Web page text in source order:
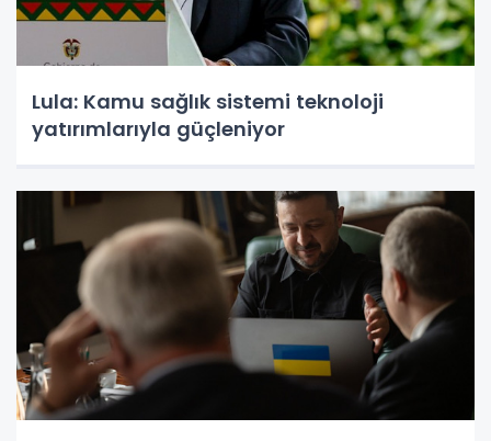
Lula: Kamu sağlık sistemi teknoloji
yatırımlarıyla güçleniyor